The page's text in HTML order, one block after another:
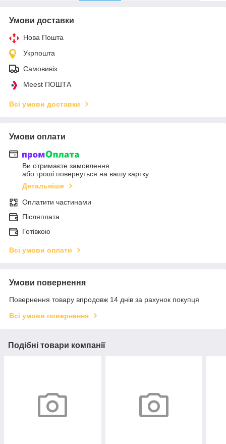
Умови доставки
Нова Пошта
Укрпошта
Самовивіз
Meest ПОШТА
Всі умови доставки
Умови оплати
Ви отримаєте замовлення
або гроші повернуться на вашу картку
Детальніше
Оплатити частинами
Післяплата
Готівкою
Всі умови оплати
Умови повернення
Повернення товару впродовж 14 днів за рахунок покупця
Всі умови повернення
Подібні товари компанії